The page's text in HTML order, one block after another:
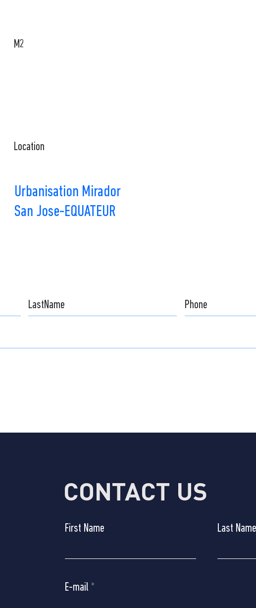
M2
Location
Urbanisation Mirador
San Jose-EQUATEUR
CONTACT US
First Name Last Name
E-mail